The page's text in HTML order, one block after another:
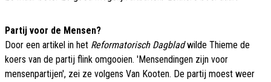
Partij voor de Mensen?
Door een artikel in het Reformatorisch Dagbladwilde Thieme de
koers van de partij flink omgooien. 'Mensendingen zijn voor
mensenpartijen', zei ze volgens Van Kooten. De partij moest weer